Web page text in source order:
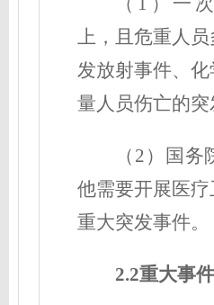
上，且危重人
发放射事件、
量人员伤亡的突
（2）国
他需要开展医
重大突发事件。
2.2重大事